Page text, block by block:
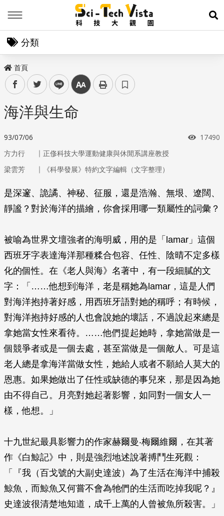
展
分類
首頁
facebooktwitter line 中
海洋與生命
93/07/06 瀏覽次
17490
方力行 ｜ 正俢科技大學運動健康與休閒系講座教授
梁雲芳
｜ 《科學發展》特約文字編輯（文字整理）
是深邃、詭譎、神秘、征服，還是浩瀚、無垠、遼闊、
靜謐？對於海洋的描繪，你會採用哪一類屬性的詞彙？
被喻為世界文壇強者的海明威，用的是「lamar」這個
西班牙字表達海洋那種糅合包容、任性、陰晴不定多樣
化的個性。在《老人與海》名著中，有一段細膩的文
字：「……他想到海洋，老是稱她為lamar，這是人們
對海洋抱持著好感，用西班牙語對她的稱呼；有時候，
對海洋抱持好感的人也會說她的壞話，不過說起來總是
拿她當女性來看待。……他們提起她時，拿她當做是一
個競爭者或是一個去處，甚至當做是一個敵人。可是這
老人總是拿海洋當做女性，她給人或者不願給人莫大的
恩惠。如果她做出了任性或缺德的事兒來，那是因為她
由不得自己。月亮對她起著影響，如同對一個女人一
樣，他想。」
十九世紀最具影響力的作家赫爾曼‧梅爾維爾，在其著
作《白鯨記》中，則是強烈地述說著搏鬥生死觀：
「『我（百戈號的大副史達波）為了生活在海洋中捕殺
鯨魚，而鯨魚又何嘗不會為牠們的生活而吃掉我呢？』
史達波很清楚地知道，成千上萬的人曾被魚所殺害。」